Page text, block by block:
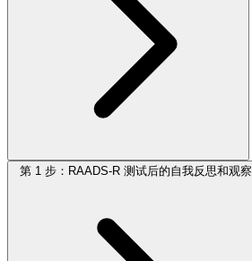
第 1 步：RAADS-R 测试后的自我反思和观察